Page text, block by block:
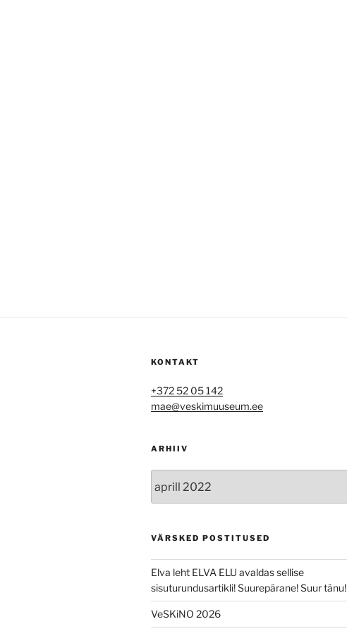
KONTAKT
+372 52 05 142
mae@veskimuuseum.ee
ARHIIV
VÄRSKED POSTITUSED
Elva leht ELVA ELU avaldas sellise
sisuturundusartikli! Suurepärane! Suur tänu!
VeSKiNO 2026